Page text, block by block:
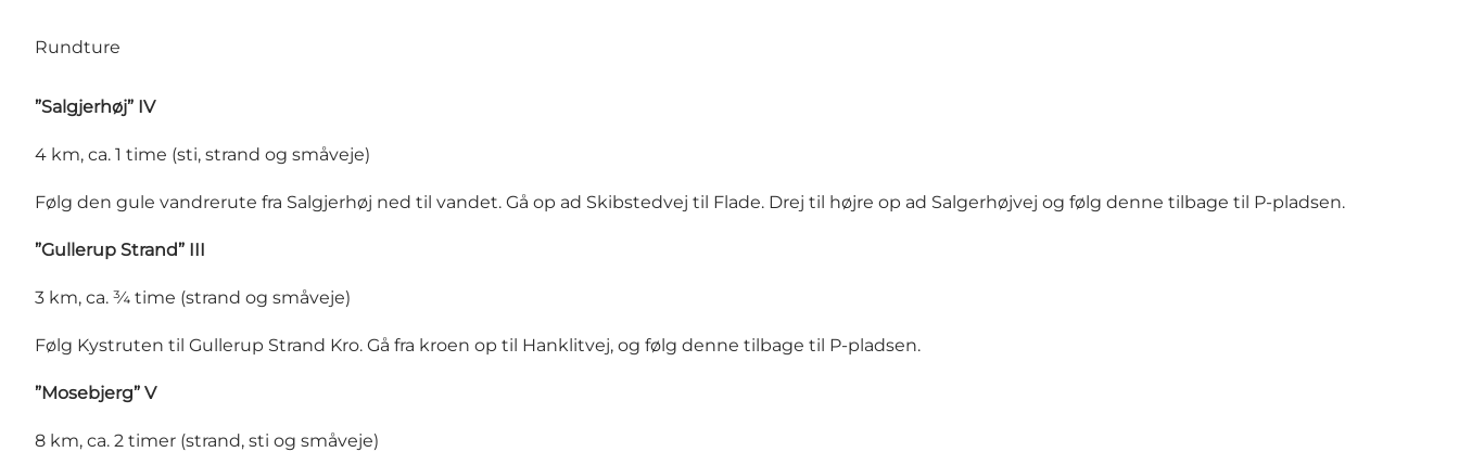
Rundture
”Salgjerhøj” IV
4 km, ca. 1 time (sti, strand og småveje)
Følg den gule vandrerute fra Salgjerhøj ned til vandet. Gå op ad Skibstedvej til Flade. Drej til højre op ad Salgerhøjvej og følg denne tilbage til P-pladsen.
”Gullerup Strand” III
3 km, ca. ¾ time (strand og småveje)
Følg Kystruten til Gullerup Strand Kro. Gå fra kroen op til Hanklitvej, og følg denne tilbage til P-pladsen.
”Mosebjerg” V
8 km, ca. 2 timer (strand, sti og småveje)